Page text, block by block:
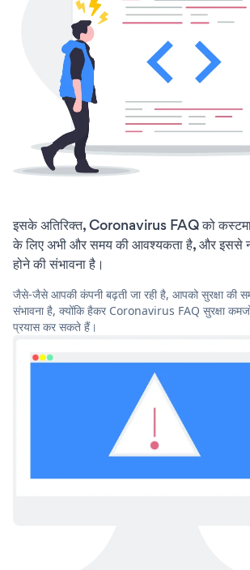
इसके अतिरिक्त, Coronavirus FAQ को
के लिए अभी और समय की आवश्यकता है, और इससे
होने की संभावना है।
जैसे-जैसे आपकी कंपनी बढ़ती जा रही है, आपको सुरक्षा की
संभावना है, क्योंकि हैकर Coronavirus FAQ सुरक्षा
प्रयास कर सकते हैं।